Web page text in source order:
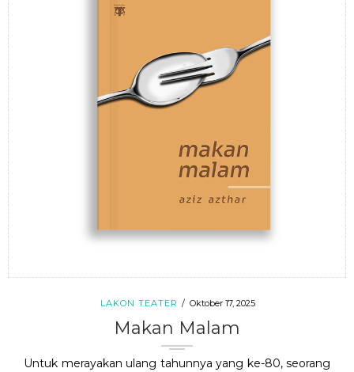
LAKON TEATER Oktober 17, 2025
Makan Malam
Untuk merayakan ulang tahunnya yang ke-80, seorang